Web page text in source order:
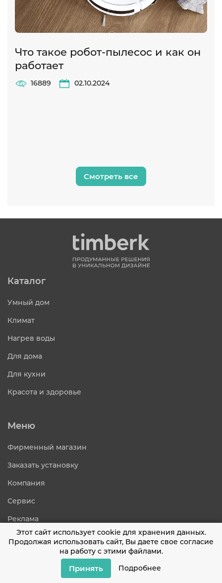
Что такое робот-пылесос и как он
работает
16889 02.10.2024
Смотреть все
Каталог
Умный дом
Климат
Нагрев воды
Для дома
Для кухни
Красота и здоровье
Меню
Фирменный магазин
Заказать установку
Компания
Сервис
Реклама
Где купить
Полезные статьи
Этот сайт использует cookie для хранения данных.
Продолжая использовать сайт, Вы даете свое согласие
на работу с этими файлами.
Принять Подробнее